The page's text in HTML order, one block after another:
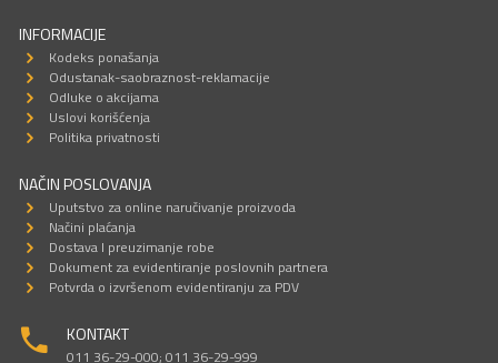
INFORMACIJE
Kodeks ponašanja
Odustanak-saobraznost-reklamacije
Odluke o akcijama
Uslovi korišćenja
Politika privatnosti
NAČIN POSLOVANJA
Uputstvo za online naručivanje proizvoda
Načini plaćanja
Dostava I preuzimanje robe
Dokument za evidentiranje poslovnih partnera
Potvrda o izvršenom evidentiranju za PDV
KONTAKT
011 36-29-000; 011 36-29-999